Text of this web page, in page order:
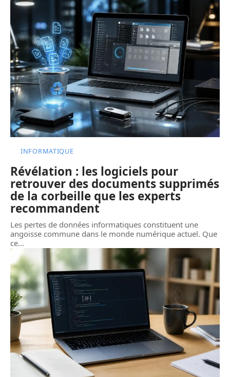
INFORMATIQUE
Révélation : les logiciels pour
retrouver des documents supprimés
de la corbeille que les experts
recommandent
Les pertes de données informatiques constituent une
angoisse commune dans le monde numérique actuel. Que
ce…